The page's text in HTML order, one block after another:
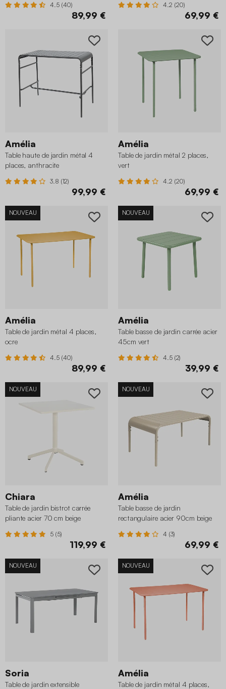
4.5 (40)
89,99 €
4.2 (20)
69,99 €
Amélia
Table haute de jardin métal 4
places, anthracite
3.8 (12)
99,99 €
Amélia
Table de jardin métal 2 places,
vert
4.2 (20)
69,99 €
NOUVEAU
Amélia
Table de jardin métal 4 places,
ocre
4.5 (40)
89,99 €
NOUVEAU
Amélia
Table basse de jardin carrée acier
45cm vert
4.5 (2)
39,99 €
NOUVEAU
Chiara
Table de jardin bistrot carrée
pliante acier 70 cm beige
5 (5)
119,99 €
NOUVEAU
Amélia
Table basse de jardin
rectangulaire acier 90cm beige
4 (3)
69,99 €
NOUVEAU
Soria
Table de jardin extensible
NOUVEAU
Amélia
Table de jardin métal 4 places,